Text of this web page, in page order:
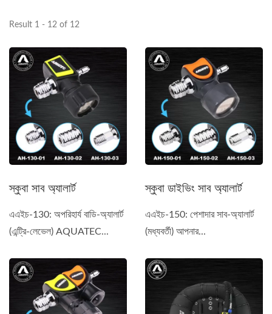
Result 1 - 12 of 12
স্কুবা সাব অ্যালার্ট
এএইচ-130: অপরিহার্য বাডি-অ্যালার্ট
(এন্ট্রি-লেভেল) AQUATEC...
স্কুবা ডাইভিং সাব অ্যালার্ট
এএইচ-150: পেশাদার সাব-অ্যালার্ট
(মধ্যবর্তী) আপনার...